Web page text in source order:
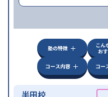
塾の特徴
こん
お
コース内容
コー
半田校